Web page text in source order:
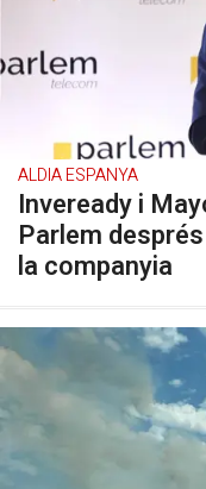
ALDIA ESPANYA
Inveready i
Parlem
la companyia